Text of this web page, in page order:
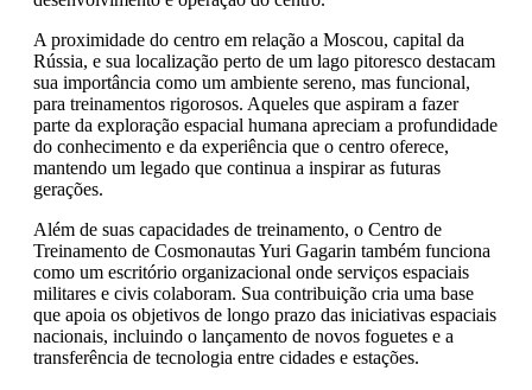
A proximidade do centro em relação a Moscou, capital da
Rússia, e sua localização perto de um lago pitoresco destacam
sua importância como um ambiente sereno, mas funcional,
para treinamentos rigorosos. Aqueles que aspiram a fazer
parte da exploração espacial humana apreciam a profundidade
do conhecimento e da experiência que o centro oferece,
mantendo um legado que continua a inspirar as futuras
gerações.
Além de suas capacidades de treinamento, o Centro de
Treinamento de Cosmonautas Yuri Gagarin também funciona
como um escritório organizacional onde serviços espaciais
militares e civis colaboram. Sua contribuição cria uma base
que apoia os objetivos de longo prazo das iniciativas espaciais
nacionais, incluindo o lançamento de novos foguetes e a
transferência de tecnologia entre cidades e estações.